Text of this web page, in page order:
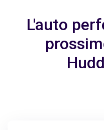
L'auto